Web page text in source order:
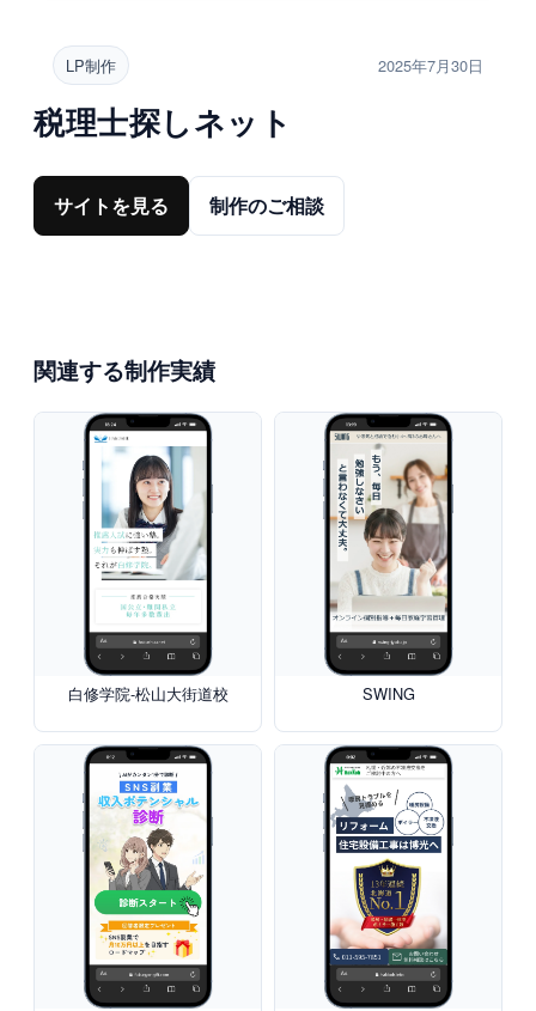
LP制作 2025年7月30日
税理士探しネット
サイトを見る 制作のご相談
関連する制作実績
白修学院-松山大街道校 SWING